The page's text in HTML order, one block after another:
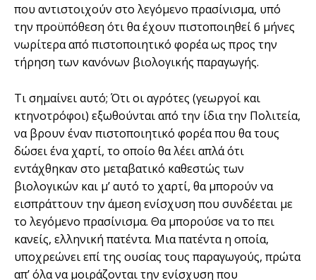
που αντιστοιχούν στο λεγόµενο πρασίνισµα, υπό
την προϋπόθεση ότι θα έχουν πιστοποιηθεί 6 µήνες
νωρίτερα από πιστοποιητικό φορέα ως προς την
τήρηση των κανόνων βιολογικής παραγωγής.
Τι σηµαίνει αυτό; Ότι οι αγρότες (γεωργοί και
κτηνοτρόφοι) εξωθούνται από την ίδια την Πολιτεία,
να βρουν έναν πιστοποιητικό φορέα που θα τους
δώσει ένα χαρτί, το οποίο θα λέει απλά ότι
εντάχθηκαν στο µεταβατικό καθεστώς των
βιολογικών και µ’ αυτό το χαρτί, θα µπορούν να
εισπράττουν την άµεση ενίσχυση που συνδέεται µε
το λεγόµενο πρασίνισµα. Θα µπορούσε να το πει
κανείς, ελληνική πατέντα. Μια πατέντα η οποία,
υποχρεώνει επί της ουσίας τους παραγωγούς, πρώτα
απ’ όλα να µοιράζονται την ενίσχυση που